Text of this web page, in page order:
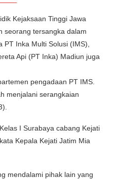
Kejaksaan Tinggi Jawa
seorang tersangka dalam
Inka Multi Solusi (IMS),
Api (PT Inka) Madiun juga
pengadaan PT IMS.
menjalani serangkaian
I Surabaya cabang Kejati
Kepala Kejati Jatim Mia
mendalami pihak lain yang